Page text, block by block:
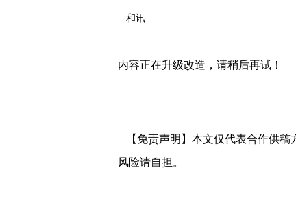
和讯
内容正在升级改造，请稍后再试！
【免责声明】本文仅代表合作供稿
风险请自担。